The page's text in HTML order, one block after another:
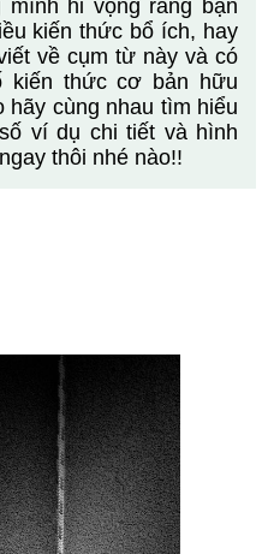
mình hi vọng rằng bạn
kiến thức bổ ích, hay
về cụm từ này và có
kiến thức cơ bản hữu
cùng nhau tìm hiểu
ví dụ chi tiết và hình
thôi nhé nào!!